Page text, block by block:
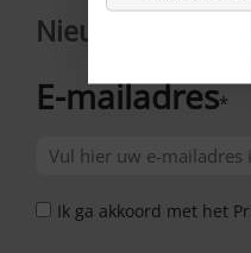
Nieuwsbrief
E-mailadres*
Ik ga akkoord met het